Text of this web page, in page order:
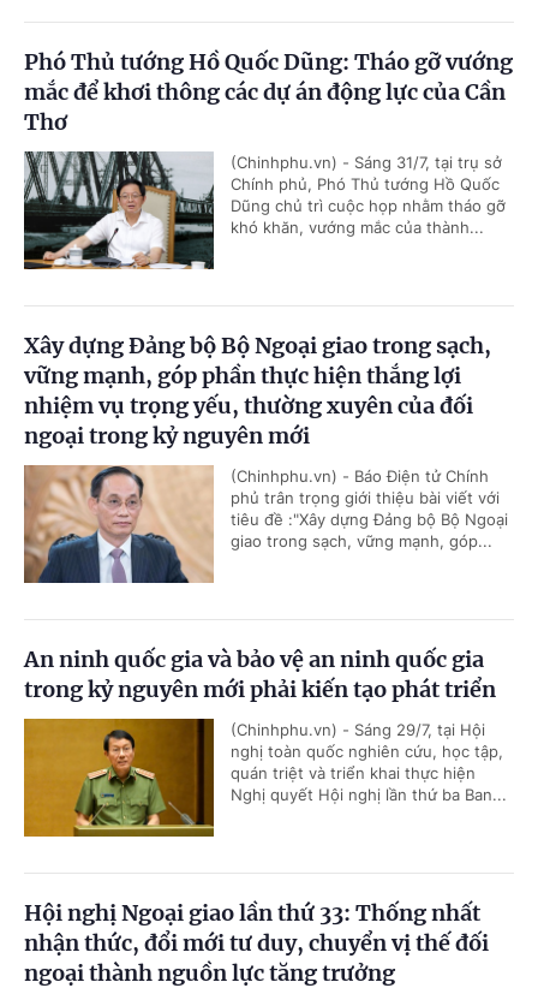
Phó Thủ tướng Hồ Quốc Dũng: Tháo gỡ vướng
mắc để khơi thông các dự án động lực của Cần
Thơ
(Chinhphu.vn) - Sáng 31/7, tại trụ sở
Chính phủ, Phó Thủ tướng Hồ Quốc
Dũng chủ trì cuộc họp nhằm tháo gỡ
khó khăn, vướng mắc của thành...
Xây dựng Đảng bộ Bộ Ngoại giao trong sạch,
vững mạnh, góp phần thực hiện thắng lợi
nhiệm vụ trọng yếu, thường xuyên của đối
ngoại trong kỷ nguyên mới
(Chinhphu.vn) - Báo Điện tử Chính
phủ trân trọng giới thiệu bài viết với
tiêu đề :"Xây dựng Đảng bộ Bộ Ngoại
giao trong sạch, vững mạnh, góp...
An ninh quốc gia và bảo vệ an ninh quốc gia
trong kỷ nguyên mới phải kiến tạo phát triển
(Chinhphu.vn) - Sáng 29/7, tại Hội
nghị toàn quốc nghiên cứu, học tập,
quán triệt và triển khai thực hiện
Nghị quyết Hội nghị lần thứ ba Ban...
Hội nghị Ngoại giao lần thứ 33: Thống nhất
nhận thức, đổi mới tư duy, chuyển vị thế đối
ngoại thành nguồn lực tăng trưởng